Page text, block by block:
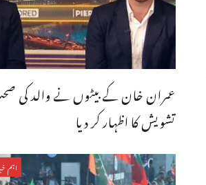
عمران خان کے بیٹوں نے والد کی
تشویش کا اظہار کر دیا
اہم